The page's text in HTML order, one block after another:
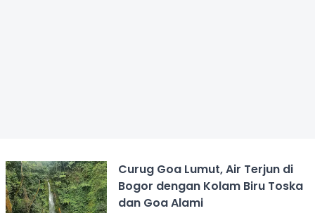
Curug Goa Lumut, Air Terjun di
Bogor dengan Kolam Biru Toska
dan Goa Alami